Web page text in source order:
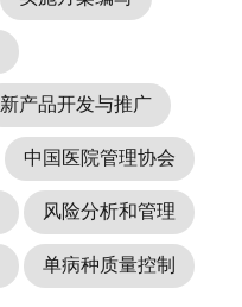
新产品开发与推广
中国医院管理协会
风险分析和管理
单病种质量控制